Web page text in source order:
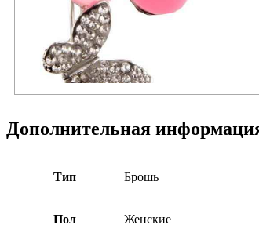
Дополнительная
Тип Брошь
Пол Женские